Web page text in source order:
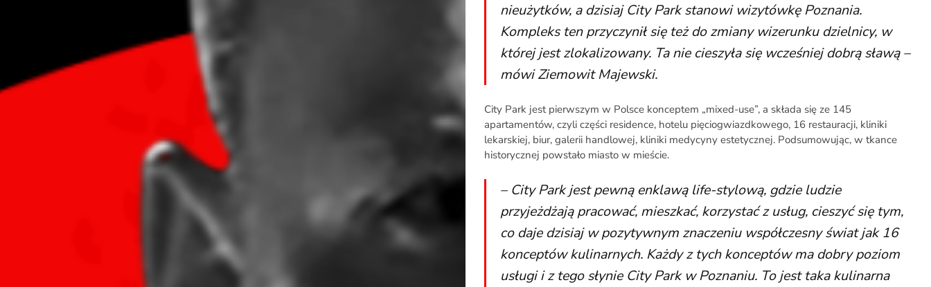
nieużytków, a dzisiaj City Park stanowi wizytówkę Poznania.
Kompleks ten przyczynił się też do zmiany wizerunku dzielnicy, w
której jest zlokalizowany. Ta nie cieszyła się wcześniej dobrą sławą –
mówi Ziemowit Majewski.
City Park jest pierwszym w Polsce konceptem „mixed-use”, a składa się ze 145
apartamentów, czyli części residence, hotelu pięciogwiazdkowego, 16 restauracji, kliniki
lekarskiej, biur, galerii handlowej, kliniki medycyny estetycznej. Podsumowując, w tkance
historycznej powstało miasto w mieście.
– City Park jest pewną enklawą life-stylową, gdzie ludzie
przyjeżdżają pracować, mieszkać, korzystać z usług, cieszyć się tym,
co daje dzisiaj w pozytywnym znaczeniu współczesny świat jak 16
konceptów kulinarnych. Każdy z tych konceptów ma dobry poziom
usługi i z tego słynie City Park w Poznaniu. To jest taka kulinarna